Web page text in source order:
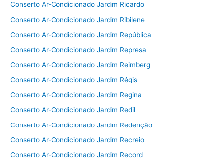
Conserto Ar-Condicionado Jardim Ricardo
Conserto Ar-Condicionado Jardim Ribilene
Conserto Ar-Condicionado Jardim República
Conserto Ar-Condicionado Jardim Represa
Conserto Ar-Condicionado Jardim Reimberg
Conserto Ar-Condicionado Jardim Régis
Conserto Ar-Condicionado Jardim Regina
Conserto Ar-Condicionado Jardim Redil
Conserto Ar-Condicionado Jardim Redenção
Conserto Ar-Condicionado Jardim Recreio
Conserto Ar-Condicionado Jardim Record